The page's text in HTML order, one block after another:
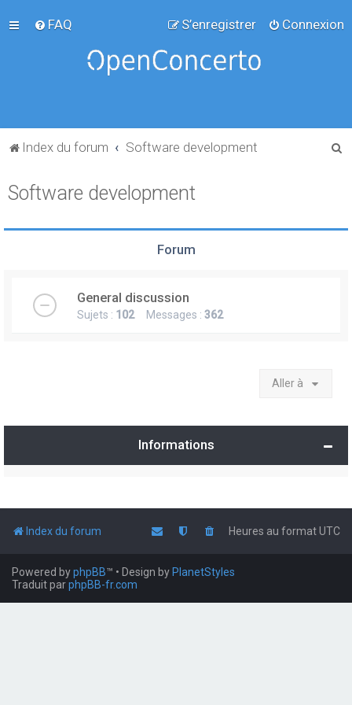
FAQ Connexion
S’enregistrer
Index du forum Software development
e
Software development
Forum
General discussion
Sujets : 102Messages : 362
Aller à
Informations
Index du forum Heures au formatUTC
Powered byphpBB™ • Design by PlanetStyles
Traduit parphpBB-fr.com